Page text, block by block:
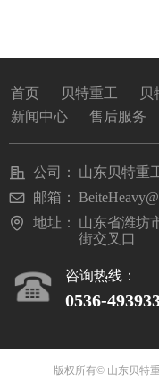
首页 贝特重工 贝
新闻中心
售后服务
咨询热线：
0536-
公司：
山东贝特重
邮箱：
地址：
山东省潍坊
街交叉口
版权所有© 山东贝特